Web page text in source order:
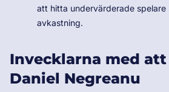
att hitta undervärderade spelare
avkastning.
Invecklarna med att
Daniel Negreanu